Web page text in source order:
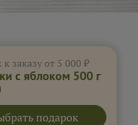
заказу от 5 000 ₽
с яблоком 500 г
подарок